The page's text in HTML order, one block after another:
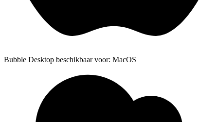
Bubble Desktop beschikbaar voor: MacOS